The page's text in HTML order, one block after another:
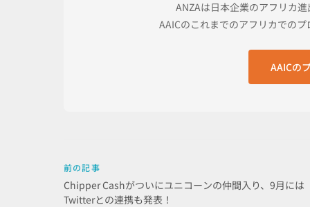
ANZAは日本企業のアフリカ
AAICのこれまでのアフリカでの
AAICの
前の記事
Chipper Cashがついにユニコーンの仲間入り、9月には
Twitterとの連携も発表！